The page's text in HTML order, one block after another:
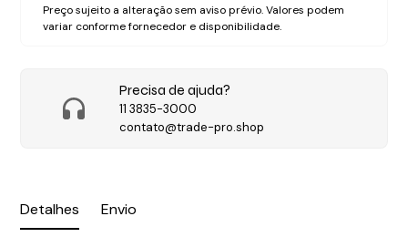
Detalhes Envio
Preço sujeito a alteração sem aviso prévio. Valores podem
variar conforme fornecedor e disponibilidade.
Precisa de ajuda?
11 3835-3000
contato@trade-pro.shop